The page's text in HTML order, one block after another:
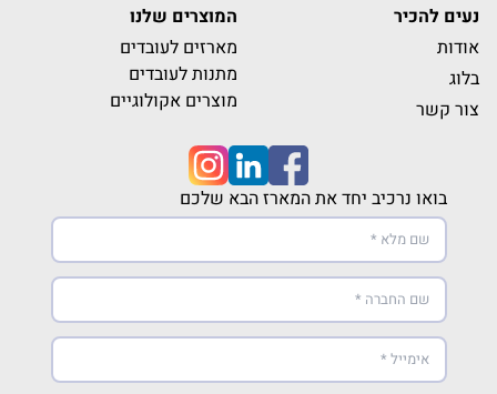
נעים להכיר
אודות
בלוג
צור קשר
המוצרים שלנו
מארזים לעובדים
מתנות לעובדים
מוצרים אקולוגיים
בואו נרכיב יחד את המארז הבא שלכם